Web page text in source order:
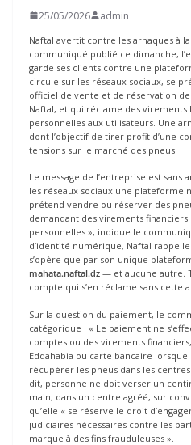
25/05/2026 admin
Naftal avertit contre les arnaques à
communiqué publié ce dimanche,
garde ses clients contre une
circule sur les réseaux sociaux, se
officiel de vente et de réservation
Naftal, et qui réclame des
personnelles aux utilisateurs. Une
dont l’objectif de tirer profit d’une
tensions sur le marché des pneus.
Le message de l’entreprise est sans
les réseaux sociaux une plateforme
prétend vendre ou réserver des
demandant des virements
personnelles », indique le
d’identité numérique, Naftal
s’opère que par son unique
mahata.naftal.dz — et aucune autre.
compte qui s’en réclame sans cette
Sur la question du paiement, le
catégorique : « Le paiement ne
comptes ou des virements
Eddahabia ou carte bancaire
récupérer les pneus dans les
dit, personne ne doit verser un
main, dans un centre agréé, sur
qu’elle « se réserve le droit
judiciaires nécessaires contre les
marque à des fins frauduleuses ».